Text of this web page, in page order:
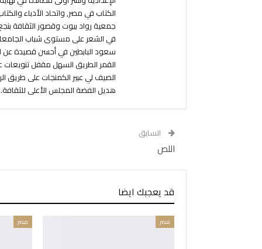
الكتاب في مصر, واتحاد الأدباء
جمعية رواد بيوت وقصور الثقافة
في الشعر على مستوى شباب
سعود البابطين في أحسن قصيدة عن
القمر الطريق السهل مقفل
الصيف لي عبير الكمنجات على طريق
هديل الفضة المجلس الأعلى للثقافة.
السابق
اللص
قد يعجبك ايضا
مصر مصر